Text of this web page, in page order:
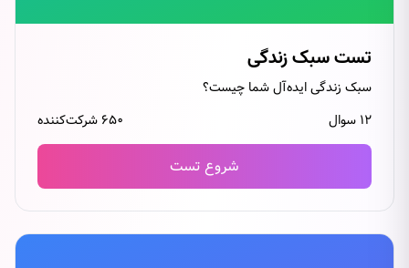
تست سبک زندگی
سبک زندگی ایده‌آل شما چیست؟
۱۲ سوال
۶۵۰ شرکت‌کننده
شروع تست